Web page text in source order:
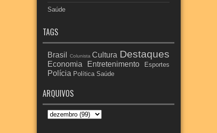
Saúde
TAGS
Brasil Colunista Cultura Destaques
Economia Entretenimento Esportes
Polícia Política Saúde
ARQUIVOS